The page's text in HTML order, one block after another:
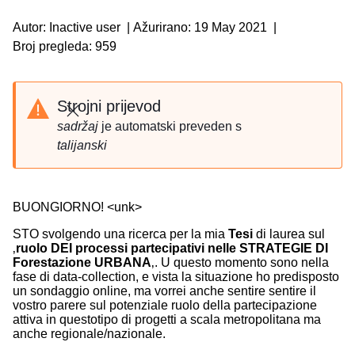
Autor: Inactive user Ažurirano: 19 May 2021
Broj pregleda: 959
Zatvori
Strojni prijevod
sadržaj je automatski preveden s
talijanski
BUONGIORNO! <unk>
STO svolgendo una ricerca per la mia Tesi di laurea sul
‚ruolo DEI processi partecipativi nelle STRATEGIE DI
Forestazione URBANA‚. U questo momento sono nella
fase di data-collection, e vista la situazione ho predisposto
un sondaggio online, ma vorrei anche sentire sentire il
vostro parere sul potenziale ruolo della partecipazione
attiva in questotipo di progetti a scala metropolitana ma
anche regionale/nazionale.